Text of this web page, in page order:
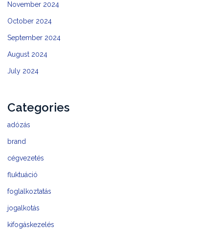
November 2024
October 2024
September 2024
August 2024
July 2024
Categories
adózás
brand
cégvezetés
fluktuáció
foglalkoztatás
jogalkotás
kifogáskezelés